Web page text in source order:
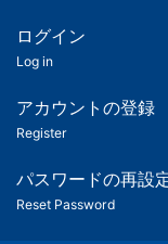
ツ
匿
名
ユ
ー
ログイン
Log in
アカウントの登録
Register
パスワードの再設
Reset Password